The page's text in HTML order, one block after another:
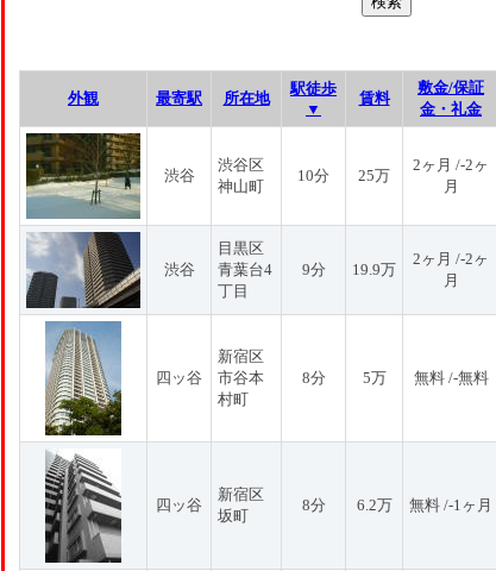
外観 最寄駅 所在地
駅徒歩
▼
賃料
敷金/保証
金・礼金
渋谷
渋谷区
神山町
10分 25万
2ヶ月 /-2ヶ
月
渋谷
目黒区
青葉台4
丁目
9分 19.9万
2ヶ月 /-2ヶ
月
四ッ谷
新宿区
市谷本
村町
8分 5万 無料 /-無料
四ッ谷
新宿区
坂町
8分 6.2万 無料 /-1ヶ月